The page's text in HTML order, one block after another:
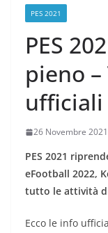
PES 2021
PES
pieno
ufficiali
26 Novembre 2021
PES 2021
eFootball 2022,
tutto le attività di
Ecco le info